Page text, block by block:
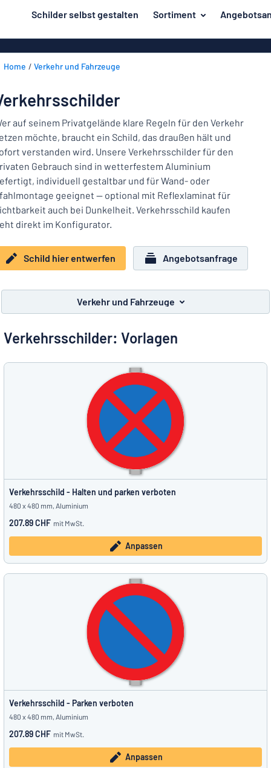
springen
Schilder selbst gestalten Sortiment
Material
Branche
Haus und Heim
Büro und Arbeitsplatz
Verkehr und Fahrzeuge
Aufkleber
Namensschilder
Alle Kategorien anzeigen
Das Gesuchte nicht gefunden? Schild hier entwerfen
Unsere
Bestseller
Herstellung
Material
Branche
Haus
und
und
Arbeitsplatz
Alle Kategorien anzeigen
Angebotsanfrage
Einloggen
Kundenservice
zum
entwerfen
Home Verkehr und Fahrzeuge
auf seinem Privatgelände klare Regeln für den Verkehr
möchte, braucht ein Schild, das draußen hält und
verstanden wird. Unsere Verkehrsschilder für den
Gebrauch sind in wetterfestem Aluminium
individuell gestaltbar und für Wand- oder
geeignet — optional mit Reflexlaminat für
auch bei Dunkelheit. Verkehrsschild kaufen
direkt im Konfigurator.
Schild hier entwerfen Angebotsanfrage
Verkehr und Fahrzeuge
Verkehrsschilder: Vorlagen
Verkehrsschild - Halten und parken verboten
480 x 480 mm, Aluminium
207.89 CHF mit MwSt.
Anpassen
Verkehrsschild - Parken verboten
480 x 480 mm, Aluminium
207.89 CHF mit MwSt.
Anpassen